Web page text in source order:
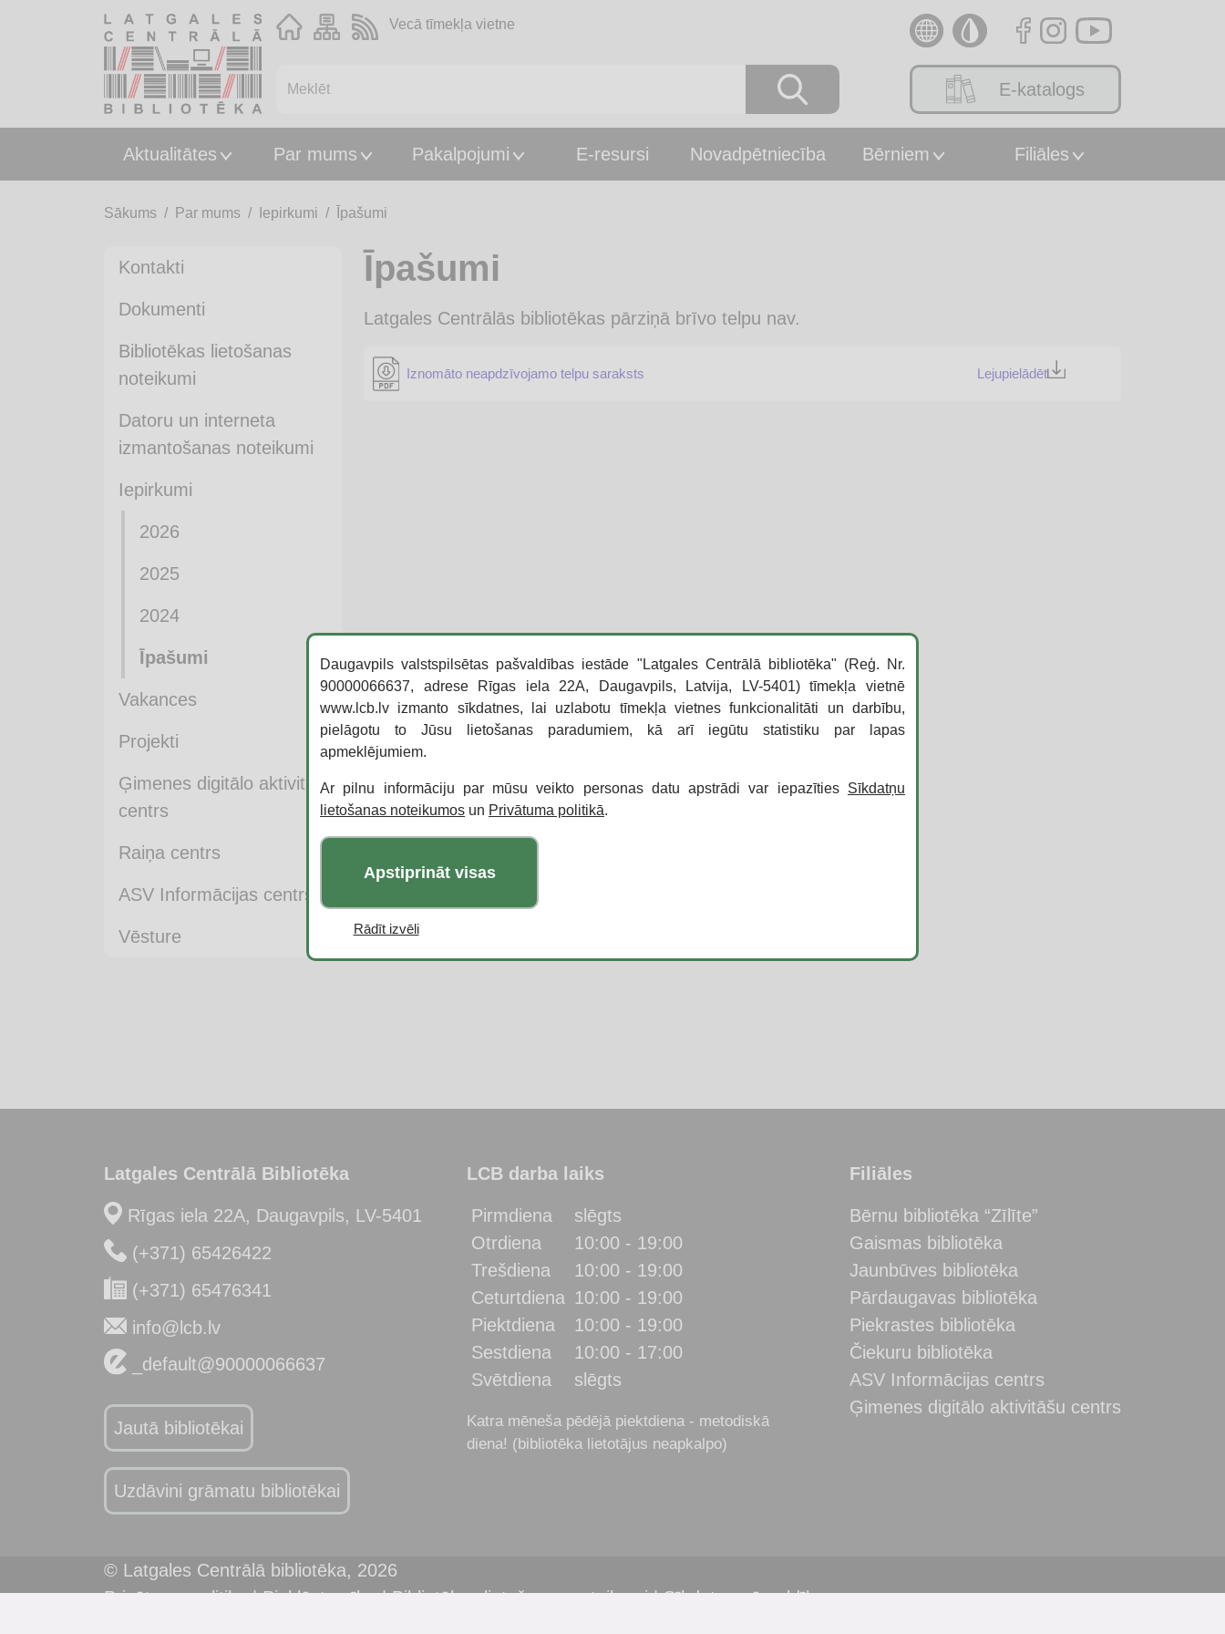
Vecā tīmekļa vietne
E-katalogs
Aktualitātes Par mums Pakalpojumi E-resursi Novadpētniecība Bērniem Filiāles
Sākums Par mums Iepirkumi Īpašumi
Kontakti
Dokumenti
Bibliotēkas lietošanas
noteikumi
Datoru un interneta
izmantošanas noteikumi
Iepirkumi
2026
2025
2024
Īpašumi
Vakances
Projekti
Ģimenes digitālo aktivitāšu
centrs
Raiņa centrs
ASV Informācijas centrs
Vēsture
Īpašumi
Latgales Centrālās bibliotēkas pārziņā brīvo telpu nav.
Iznomāto neapdzīvojamo telpu saraksts Lejupielādēt
Latgales Centrālā Bibliotēka
Rīgas iela 22A, Daugavpils, LV-5401
(+371) 65426422
(+371) 65476341
info@lcb.lv
_default@90000066637
Jautā bibliotēkai
Uzdāvini grāmatu bibliotēkai
LCB darba laiks
Pirmdiena
slēgts
Otrdiena
10:00 - 19:00
Trešdiena
10:00 - 19:00
Ceturtdiena 10:00 - 19:00
Piektdiena
10:00 - 19:00
Sestdiena
10:00 - 17:00
Svētdiena
slēgts
Katra mēneša pēdējā piektdiena - metodiskā
diena! (bibliotēka lietotājus neapkalpo)
Filiāles
Bērnu bibliotēka “Zīlīte”
Gaismas bibliotēka
Jaunbūves bibliotēka
Pārdaugavas bibliotēka
Piekrastes bibliotēka
Čiekuru bibliotēka
ASV Informācijas centrs
Ģimenes digitālo aktivitāšu centrs
© Latgales Centrālā bibliotēka, 2026
Privātuma politika |Piekļūstamība |Bibliotēkas lietošanas noteikumi |Sīkdatņu pārvaldība
Daugavpils valstspilsētas pašvaldības iestāde "Latgales Centrālā bibliotēka" (Reģ. Nr.
90000066637, adrese Rīgas iela 22A, Daugavpils, Latvija, LV-5401) tīmekļa vietnē
www.lcb.lv izmanto sīkdatnes, lai uzlabotu tīmekļa vietnes funkcionalitāti un darbību,
pielāgotu to Jūsu lietošanas paradumiem, kā arī iegūtu statistiku par lapas
apmeklējumiem.
Ar pilnu informāciju par mūsu veikto personas datu apstrādi var iepazīties Sīkdatņu
lietošanas noteikumos un Privātuma politikā.
Apstiprināt visas
Rādīt izvēli